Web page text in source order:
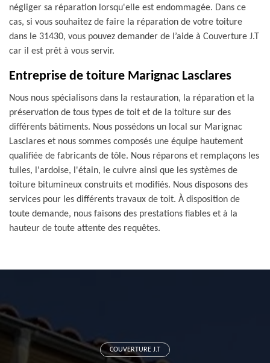
négliger sa réparation lorsqu'elle est endommagée. Dans ce
cas, si vous souhaitez de faire la réparation de votre toiture
dans le 31430, vous pouvez demander de l’aide à Couverture J.T
car il est prêt à vous servir.
Entreprise de toiture Marignac Lasclares
Nous nous spécialisons dans la restauration, la réparation et la
préservation de tous types de toit et de la toiture sur des
différents bâtiments. Nous possédons un local sur Marignac
Lasclares et nous sommes composés une équipe hautement
qualifiée de fabricants de tôle. Nous réparons et remplaçons les
tuiles, l'ardoise, l'étain, le cuivre ainsi que les systèmes de
toiture bitumineux construits et modifiés. Nous disposons des
services pour les différents travaux de toit. À disposition de
toute demande, nous faisons des prestations fiables et à la
hauteur de toute attente des requêtes.
COUVERTURE J.T